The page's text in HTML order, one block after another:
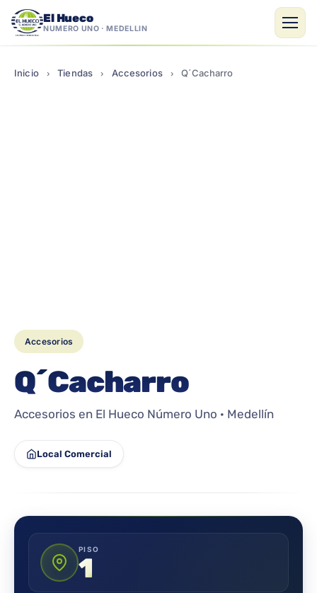
El Hueco
NÚMERO UNO · MEDELLÍN
Inicio › Tiendas › Accesorios › Q´Cacharro
Accesorios
Q´Cacharro
Accesorios en El Hueco Número Uno · Medellín
Local Comercial
PISO
1